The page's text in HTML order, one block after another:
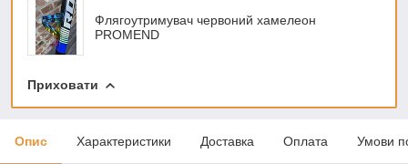
Флягоутримувач червоний хамелеон
PROMEND
Приховати
Опис Характеристики Доставка Оплата Умови